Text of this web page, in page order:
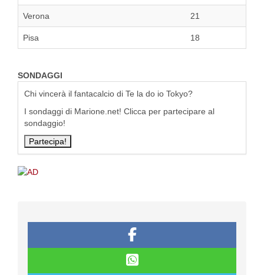
Verona 21
Pisa 18
SONDAGGI
Chi vincerà il fantacalcio di Te la do io Tokyo?
I sondaggi di Marione.net! Clicca per partecipare al
sondaggio!